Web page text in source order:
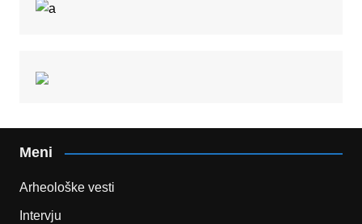
Meni
Arheološke vesti
Intervju